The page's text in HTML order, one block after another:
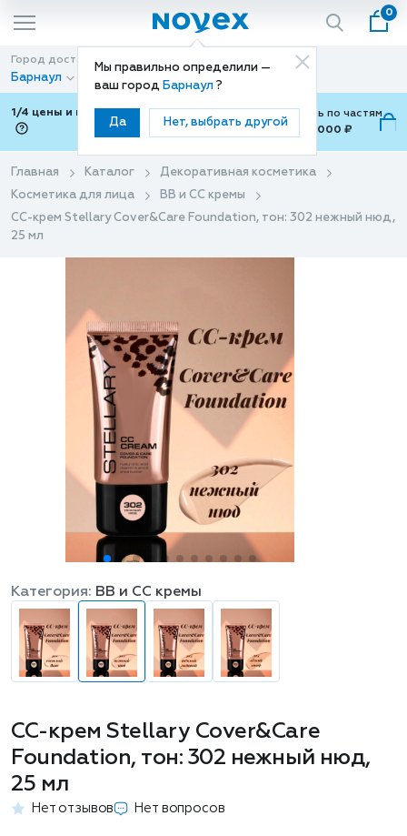
Мы правильно определили —
ваш город Барнаул ?
Да Нет, выбрать другой
0
Город доставки
Барнаул
Способ доставки
Доставка
1/4 цены и покупки ваши с Подели
Можно оплатить по частям
от 700 ₽ до 15,000 ₽
Главная Каталог
Декоративная косметика
Косметика для лица
BB и CC кремы
СС-крем Stellary Cover&Care Foundation, тон: 302 нежный нюд,
25 мл
СС-крем Stellary Cover&Care
Foundation, тон: 302 нежный нюд,
25 мл
Нет отзывов Нет вопросов
Категория: BB и CC кремы